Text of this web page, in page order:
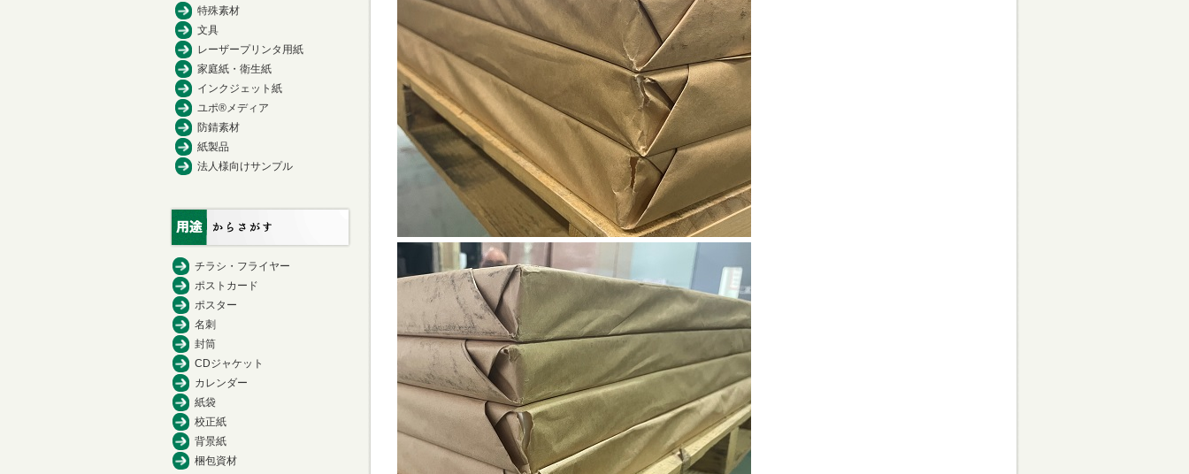
特殊素材
文具
レーザープリンタ用紙
家庭紙・衛生紙
インクジェット紙
ユポ®メディア
防錆素材
紙製品
法人様向けサンプル
チラシ・フライヤー
ポストカード
ポスター
名刺
封筒
CDジャケット
カレンダー
紙袋
校正紙
背景紙
梱包資材